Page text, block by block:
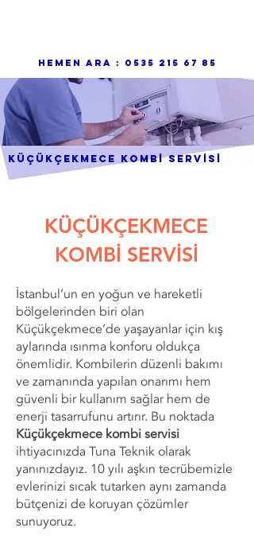
hemen ara : 0535 215 67 85
küçükçekmece KOMBİ SERVİSİ
KÜÇÜKÇEKMECE
KOMBİ SERVİSİ
İstanbul’un en yoğun ve hareketli
bölgelerinden biri olan
Küçükçekmece’de yaşayanlar için kış
aylarında ısınma konforu oldukça
önemlidir. Kombilerin düzenli bakımı
ve zamanında yapılan onarımı hem
güvenli bir kullanım sağlar hem de
enerji tasarrufunu artırır. Bu noktada
Küçükçekmece kombi servisi
ihtiyacınızda Tuna Teknik olarak
yanınızdayız. 10 yılı aşkın tecrübemizle
evlerinizi sıcak tutarken aynı zamanda
bütçenizi de koruyan çözümler
sunuyoruz.